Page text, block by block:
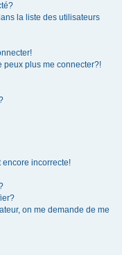
la liste des utilisateurs
peux plus me connecter?!
encore incorrecte!
on me demande de me